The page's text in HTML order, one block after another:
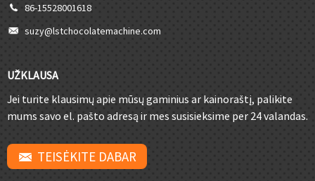
86-15528001618
suzy@lstchocolatemachine.com
UŽKLAUSA
Jei turite klausimų apie mūsų gaminius ar kainoraštį, palikite
mums savo el. pašto adresą ir mes susisieksime per 24 valandas.
TEISĖKITE DABAR